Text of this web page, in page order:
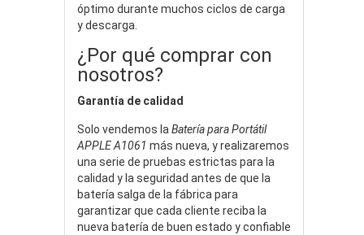
óptimo durante muchos ciclos de carga
y descarga.
¿Por qué comprar con
nosotros?
Garantía de calidad
Solo vendemos la Batería para Portátil
APPLE A1061 más nueva, y realizaremos
una serie de pruebas estrictas para la
calidad y la seguridad antes de que la
batería salga de la fábrica para
garantizar que cada cliente reciba la
nueva batería de buen estado y confiable